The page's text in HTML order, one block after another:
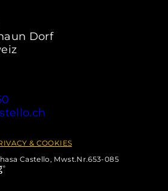
Dorf
& COOKIES
Castello, Mwst.Nr.653-085